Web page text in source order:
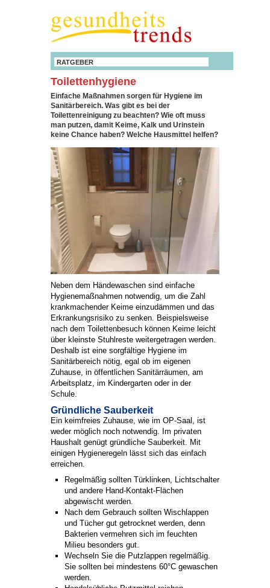
RATGEBER
Toilettenhygiene
Einfache Maßnahmen sorgen für Hygiene im
Sanitärbereich. Was gibt es bei der
Toilettenreinigung zu beachten? Wie oft muss
man putzen, damit Keime, Kalk und Urinstein
keine Chance haben? Welche Hausmittel helfen?
Neben dem Händewaschen sind einfache
Hygienemaßnahmen notwendig, um die Zahl
krankmachender Keime einzudämmen und das
Erkrankungsrisiko zu senken. Beispielsweise
nach dem Toilettenbesuch können Keime leicht
über kleinste Stuhlreste weitergetragen werden.
Deshalb ist eine sorgfältige Hygiene im
Sanitärbereich nötig, egal ob im eigenen
Zuhause, in öffentlichen Sanitärräumen, am
Arbeitsplatz, im Kindergarten oder in der
Schule.
Gründliche Sauberkeit
Ein keimfreies Zuhause, wie im OP-Saal, ist
weder möglich noch notwendig. Im privaten
Haushalt genügt gründliche Sauberkeit. Mit
einigen Hygieneregeln lässt sich das einfach
erreichen.
Regelmäßig sollten Türklinken, Lichtschalter
und andere Hand-Kontakt-Flächen
abgewischt werden.
Nach dem Gebrauch sollten Wischlappen
und Tücher gut getrocknet werden, denn
Bakterien vermehren sich im feuchten
Milieu besonders gut.
Wechseln Sie die Putzlappen regelmäßig.
Sie sollten bei mindestens 60°C gewaschen
werden.